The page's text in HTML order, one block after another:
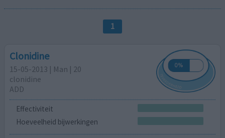
1
Clonidine
15-05-2013 | Man | 20
clonidine
ADD
Effectiviteit
Hoeveelheid bijwerkingen